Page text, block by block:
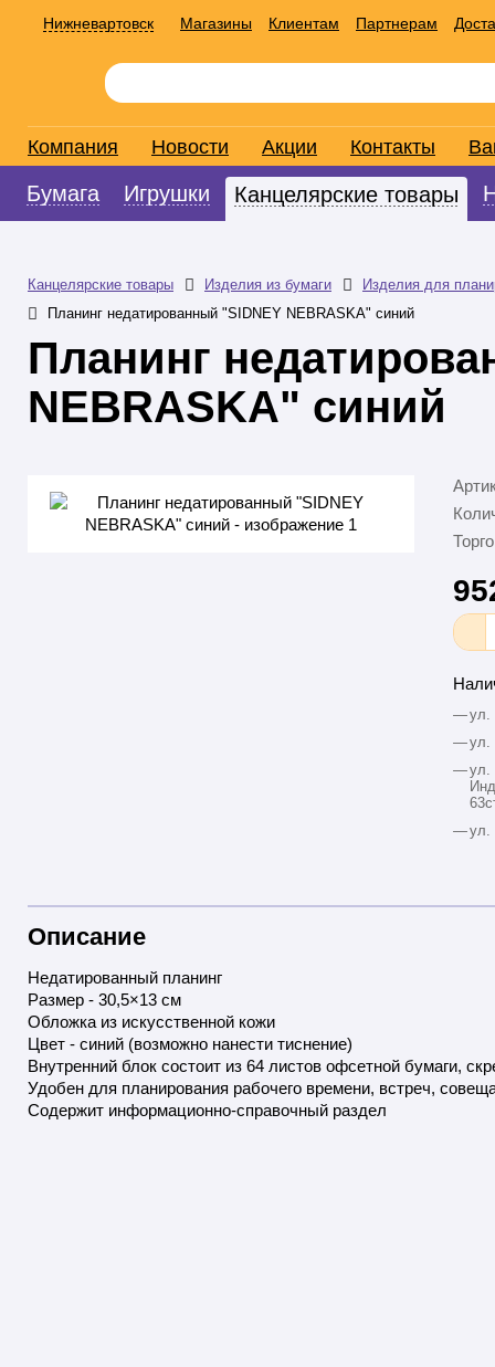
Нижневартовск Магазины Клиентам Партнерам
Компания Новости Акции Контакты
Бумага Игрушки Канцелярские товары
Канцелярские товары Изделия из бумаги
Изделия для
Планинг недатированный "SIDNEY NEBRASKA" синий
Планинг
NEBRASKA" синий
—ул.
—ул.
—ул.
—ул.
Описание
Недатированный планинг
Размер - 30,5×13 см
Обложка из искусственной кожи
Цвет - синий (возможно нанести тиснение)
Внутренний блок состоит из 64 листов офсетной бумаги,
Удобен для планирования рабочего времени, встреч,
Содержит информационно-справочный раздел